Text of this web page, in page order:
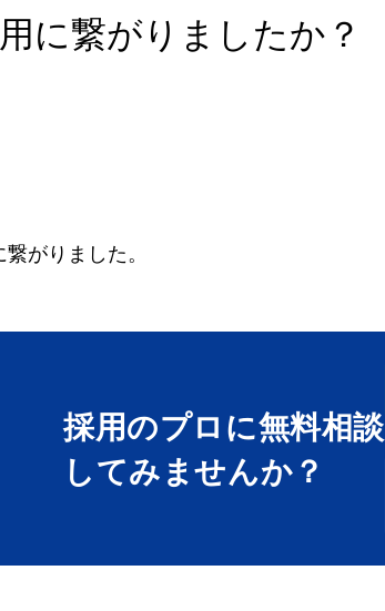
に繋がりましたか？
がりました。
採用のプロに無料相談
してみませんか？